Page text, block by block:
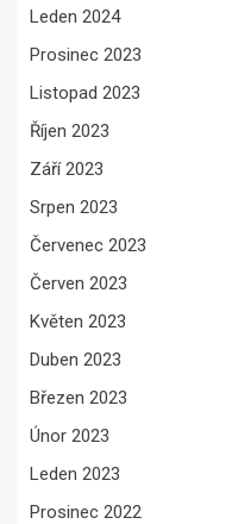
Leden 2024
Prosinec 2023
Listopad 2023
Říjen 2023
Září 2023
Srpen 2023
Červenec 2023
Červen 2023
Květen 2023
Duben 2023
Březen 2023
Únor 2023
Leden 2023
Prosinec 2022